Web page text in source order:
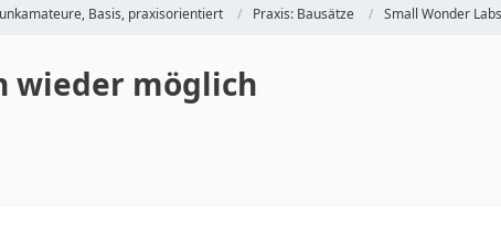
Basis, praxisorientiert Praxis: Bausätze Small Wonder Labs
wieder möglich